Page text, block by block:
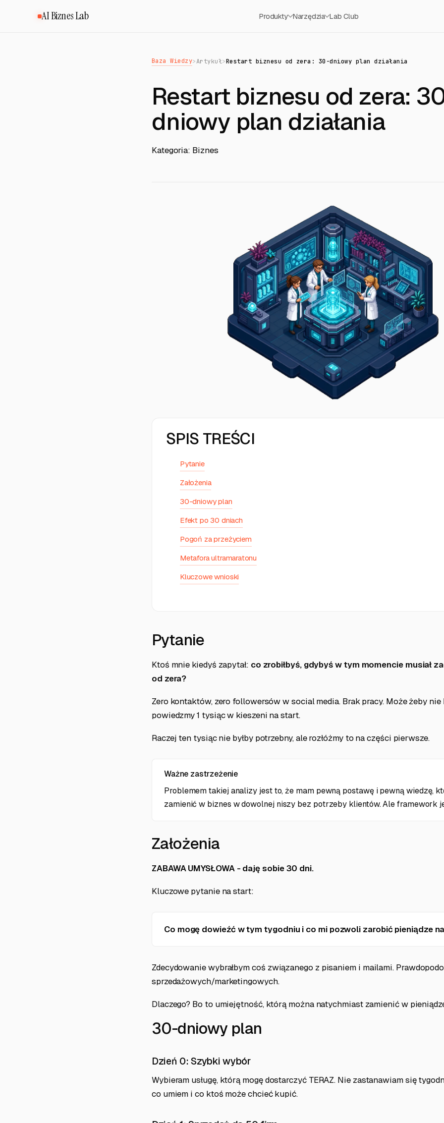
AI Biznes Lab Produkty Narzędzia Lab Club
Baza Wiedzy>Artykuł>Restart biznesu od zera: 30-dniowy plan działania
Restart biznesu od zera:
dniowy plan działania
Kategoria: Biznes
SPIS TREŚCI
Pytanie
Założenia
30-dniowy plan
Efekt po 30 dniach
Pogoń za przeżyciem
Metafora ultramaratonu
Kluczowe wnioski
Pytanie
Ktoś mnie kiedyś zapytał: co zrobiłbyś, gdybyś w tym momencie musiał
od zera?
Zero kontaktów, zero followersów w social media. Brak pracy. Może żeby nie
powiedzmy 1 tysiąc w kieszeni na start.
Raczej ten tysiąc nie byłby potrzebny, ale rozłóżmy to na części pierwsze.
Ważne zastrzeżenie
Problemem takiej analizy jest to, że mam pewną postawę i pewną wiedzę,
zamienić w biznes w dowolnej niszy bez potrzeby klientów. Ale framework
Założenia
ZABAWA UMYSŁOWA - daję sobie 30 dni.
Kluczowe pytanie na start:
Co mogę dowieźć w tym tygodniu i co mi pozwoli zarobić pieniądze
Zdecydowanie wybrałbym coś związanego z pisaniem i mailami.
sprzedażowych/marketingowych.
Dlaczego? Bo to umiejętność, którą można natychmiast zamienić w
30-dniowy plan
Dzień 0: Szybki wybór
Wybieram usługę, którą mogę dostarczyć TERAZ. Nie zastanawiam się
co umiem i co ktoś może chcieć kupić.